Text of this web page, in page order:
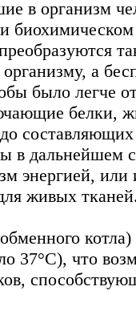
в организм
организму, а
было легче
белки,
в дальнейшем
энергией, или
живых
37°С), что